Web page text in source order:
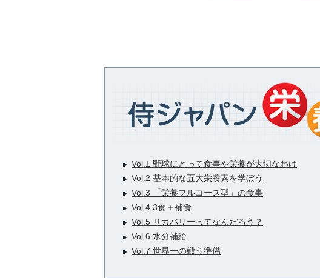
Vol.1 野球にとって食事や栄養が大切なわけ
Vol.2 基本的な五大栄養素を学ぼう
Vol.3 「栄養フルコース型」の食事
Vol.4 3食＋補食
Vol.5 リカバリーってなんだろう？
Vol.6 水分補給
Vol.7 世界一の戦う準備